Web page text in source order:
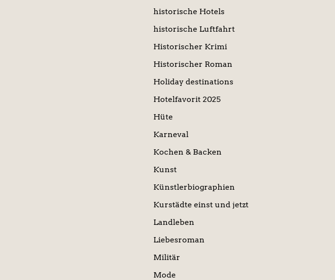
historische Hotels
historische Luftfahrt
Historischer Krimi
Historischer Roman
Holiday destinations
Hotelfavorit 2025
Hüte
Karneval
Kochen & Backen
Kunst
Künstlerbiographien
Kurstädte einst und jetzt
Landleben
Liebesroman
Militär
Mode